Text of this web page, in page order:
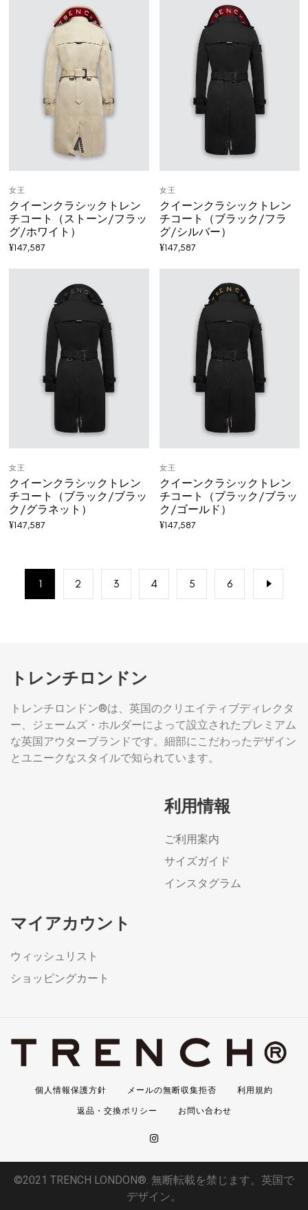
女王
クイーンクラシックトレン
チコート（ストーン/フラッ
グ/ホワイト）
¥147,587
女王
クイーンクラシックトレン
チコート（ブラック/フラ
グ/シルバー）
¥147,587
女王
クイーンクラシックトレン
チコート（ブラック/ブラッ
ク/グラネット）
¥147,587
女王
クイーンクラシックトレン
チコート（ブラック/ブラッ
ク/ゴールド）
¥147,587
1 2 3 4 5 6
トレンチロンドン
トレンチロンドン®は、英国のクリエイティブディレクタ
ー、ジェームズ・ホルダーによって設立されたプレミアム
な英国アウターブランドです。細部にこだわったデザイン
とユニークなスタイルで知られています。
利用情報
ご利用案内
サイズガイド
インスタグラム
マイアカウント
ウィッシュリスト
ショッピングカート
個人情報保護方針 メールの無断収集拒否 利用規約
返品・交換ポリシー お問い合わせ
©2021 TRENCH LONDON®. 無断転載を禁じます。英国で
デザイン。